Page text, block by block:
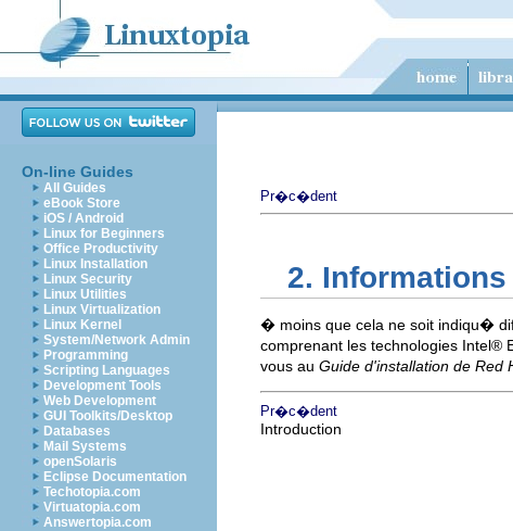
On-line Guides
All Guides
eBook Store
iOS / Android
Linux for Beginners
Office Productivity
Linux Installation
Linux Security
Linux Utilities
Linux Virtualization
Linux Kernel
System/Network Admin
Programming
Scripting Languages
Development Tools
Web Development
GUI Toolkits/Desktop
Databases
Mail Systems
openSolaris
Eclipse Documentation
Techotopia.com
Virtuatopia.com
Answertopia.com
Pr�c�dent
2.
� moins que cela ne soit indiqu�
comprenant les technologies Intel®
vous au Guide d'installation de Red
Pr�c�dent
Introduction